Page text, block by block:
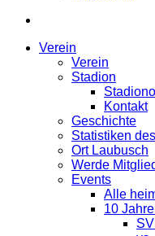
Verein
Verein
Stadion
Kontakt
Geschichte
Statistiken
Ort Laubusch
Werde
Events
Alle
10